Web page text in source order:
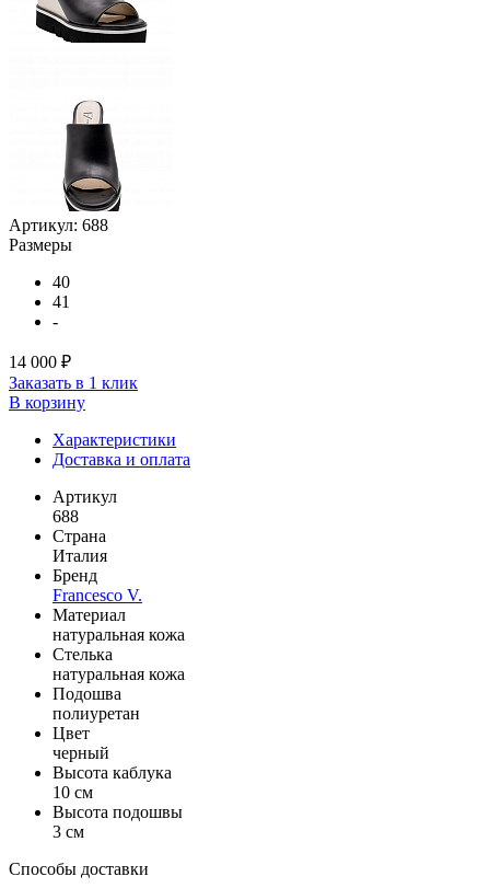
Артикул: 688
Размеры
40
41
-
14 000 ₽
Заказать в 1 клик
В корзину
Характеристики
Доставка и оплата
Артикул
688
Страна
Италия
Бренд
Francesco V.
Материал
натуральная кожа
Стелька
натуральная кожа
Подошва
полиуретан
Цвет
черный
Высота каблука
10 см
Высота подошвы
3 см
Способы доставки